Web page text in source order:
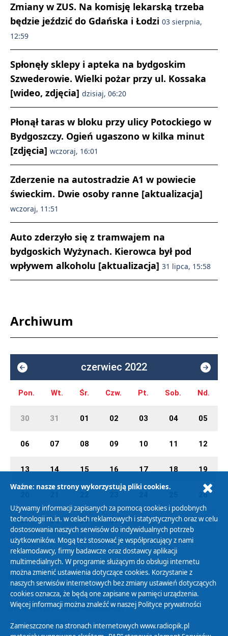
Zmiany w ZUS. Na komisję lekarską trzeba
będzie jeździć do Gdańska i Łodzi 03 sierpnia,
12:59
Spłonęły sklepy i apteka na bydgoskim
Szwederowie. Wielki pożar przy ul. Kossaka
[wideo, zdjęcia] dzisiaj, 06:20
Płonął taras w bloku przy ulicy Potockiego w
Bydgoszczy. Ogień ugaszono w kilka minut
[zdjęcia] wczoraj, 16:01
Zderzenie na autostradzie A1 w powiecie
świeckim. Dwie osoby ranne [aktualizacja]
wczoraj, 11:51
Auto zderzyło się z tramwajem na
bydgoskich Wyżynach. Kierowca był pod
wpływem alkoholu [aktualizacja] 31 lipca, 15:58
Archiwum
czerwiec 2022
Pon. Wt. Śr. Czw. Pt. Sob. Nd.
30 31 01 02 03 04 05
06 07 08 09 10 11 12
13 14 15 16 17 18 19
26
27 28 29 30 01 02 03
Polityka Prywatności
Zasady korzystania z Serwisu
Organizacje Pożytku Publicznego
Cyfryzacja DAB+
Ważne: nasze strony wykorzystują pliki cookies.
Używamy informacji zapisanych za pomocą cookies i podobnych
technologii m.in. w celach reklamowych i statystycznych oraz w celu
dostosowania naszych serwisów do indywidualnych potrzeb
użytkowników. Mogą też stosować je współpracujący z nami
reklamodawcy, firmy badawcze oraz dostawcy aplikacji
multimedialnych. W programie służącym do obsługi internetu
można zmienić ustawienia dotyczące cookies. Korzystanie z
naszych serwisów internetowych bez zmiany ustawień dotyczących
cookies oznacza, że będą one zapisane w pamięci urządzenia.
Więcej informacji można znaleźć w naszej Polityce prywatności
Zamieszczone na stronach internetowych www.radiopik.pl